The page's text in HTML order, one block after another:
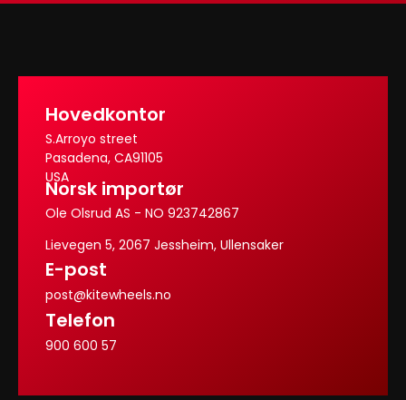
Hovedkontor
S.Arroyo street
Pasadena, CA91105
USA
Norsk importør
Ole Olsrud AS - NO 923742867
Lievegen 5, 2067 Jessheim, Ullensaker
E-post
post@kitewheels.no
Telefon
900 600 57